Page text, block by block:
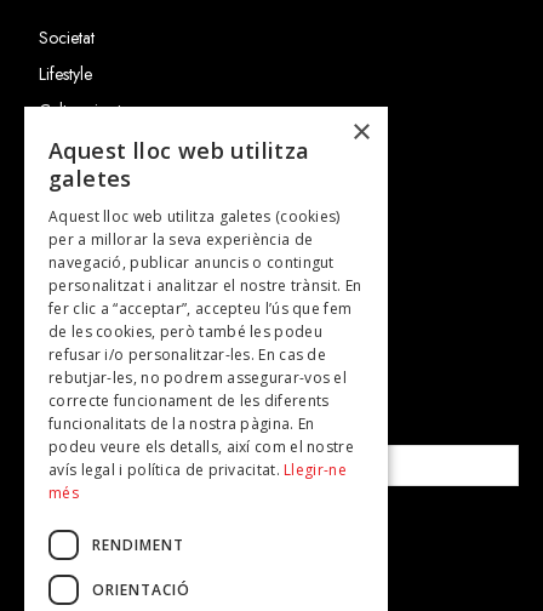
Societat
Lifestyle
Cultura i art
Entrevistes
Gastronomia
TV
Plans per fer
Revistes
SUBSCRIU-TE A LA NOSTRA NEWSLETTER!
Correu electrònic*
Accepto lapolítica de privacitat
×
Aquest lloc web utilitza
galetes
Aquest lloc web utilitza galetes (cookies)
per a millorar la seva experiència de
navegació, publicar anuncis o contingut
personalitzat i analitzar el nostre trànsit. En
fer clic a “acceptar”, accepteu l’ús que fem
de les cookies, però també les podeu
refusar i/o personalitzar-les. En cas de
rebutjar-les, no podrem assegurar-vos el
correcte funcionament de les diferents
funcionalitats de la nostra pàgina. En
podeu veure els detalls, així com el nostre
avís legal i política de privacitat. Llegir-ne
més
RENDIMENT
ORIENTACIÓ